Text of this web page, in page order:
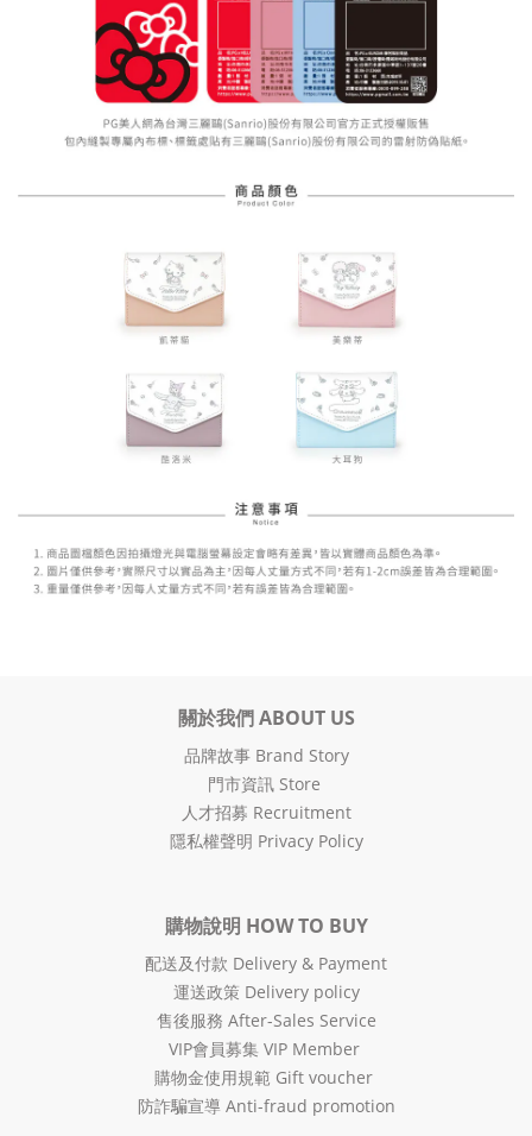
關於我們 ABOUT US
品牌故事 Brand Story
門市資訊 Store
人才招募 Recruitment
隱私權聲明 Privacy Policy
購物說明 HOW TO BUY
配送及付款 Delivery & Payment
運送政策 Delivery policy
售後服務 After-Sales Service
VIP會員募集 VIP Member
購物金使用規範 Gift voucher
防詐騙宣導 Anti-fraud promotion